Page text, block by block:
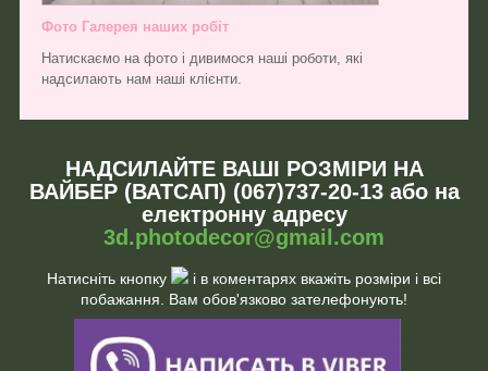
Фото Галерея наших робіт
Натискаємо на фото і дивимося наші роботи, які
надсилають нам наші клієнти.
НАДСИЛАЙТЕ ВАШІ РОЗМІРИ НА
ВАЙБЕР (ВАТСАП) (067)737-20-13 або на
електронну адресу
3d.photodecor@gmail.com
Натисніть кнопку
і в коментарях вкажіть розміри і всі
побажання. Вам обов'язково зателефонують!